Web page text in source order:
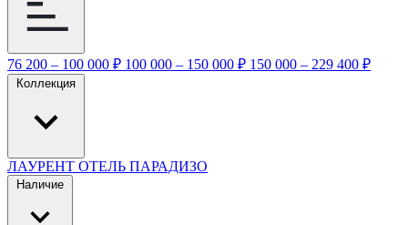
76 200 – 100 000 ₽ 100 000 – 150 000 ₽ 150 000 – 229 400 ₽
Коллекция
ЛАУРЕНТ ОТЕЛЬ ПАРАДИЗО
Наличие